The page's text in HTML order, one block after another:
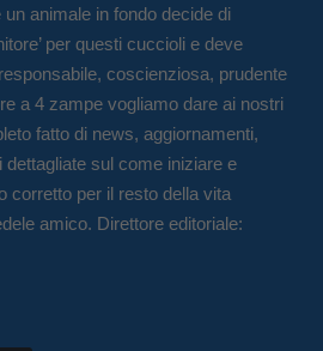
animale in fondo decide di
per questi cuccioli e deve
coscienziosa, prudente
a 4 zampe vogliamo dare ai nostri
fatto di news, aggiornamenti,
dettagliate sul come iniziare e
corretto per il resto della vita
amico. Direttore editoriale: